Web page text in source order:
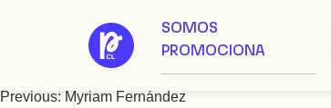
SOMOS
PROMOCIONA
Natalia Easton
Navegación
Previous: Myriam Fernández